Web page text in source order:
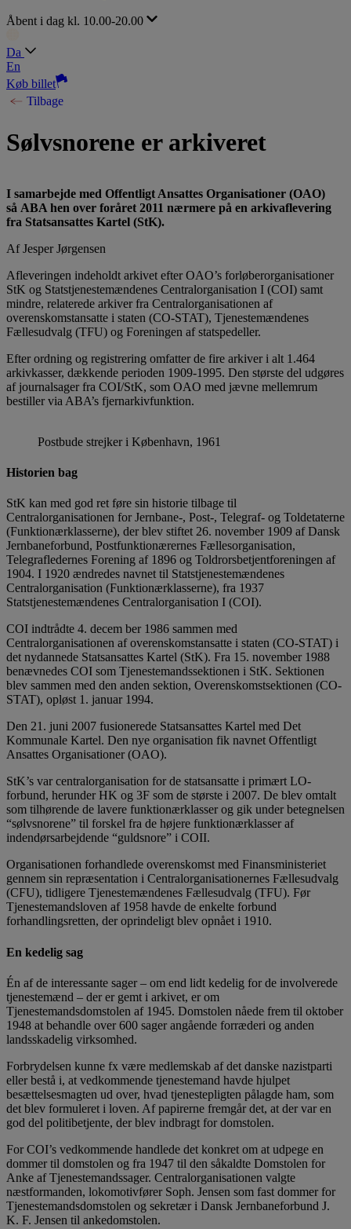
Åbent i dag kl. 10.00-20.00
Da
En
Køb billet
Tilbage
Sølvsnorene er arkiveret
I samarbejde med Offentligt Ansattes Organisationer (OAO)
så ABA hen over foråret 2011 nærmere på en arkivaflevering
fra Statsansattes Kartel (StK).
Af Jesper Jørgensen
Afleveringen indeholdt arkivet efter OAO’s forløberorganisationer
StK og Statstjenestemændenes Centralorganisation I (COI) samt
mindre, relaterede arkiver fra Centralorganisationen af
overenskomstansatte i staten (CO-STAT), Tjenestemændenes
Fællesudvalg (TFU) og Foreningen af statspedeller.
Efter ordning og registrering omfatter de fire arkiver i alt 1.464
arkivkasser, dækkende perioden 1909-1995. Den største del udgøres
af journalsager fra COI/StK, som OAO med jævne mellemrum
bestiller via ABA’s fjernarkivfunktion.
Postbude strejker i København, 1961
Historien bag
StK kan med god ret føre sin historie tilbage til
Centralorganisationen for Jernbane-, Post-, Telegraf- og Toldetaterne
(Funktionærklasserne), der blev stiftet 26. november 1909 af Dansk
Jernbaneforbund, Postfunktionærernes Fællesorganisation,
Telegrafledernes Forening af 1896 og Toldrorsbetjentforeningen af
1904. I 1920 ændredes navnet til Statstjenestemændenes
Centralorganisation (Funktionærklasserne), fra 1937
Statstjenestemændenes Centralorganisation I (COI).
COI indtrådte 4. decem ber 1986 sammen med
Centralorganisationen af overenskomstansatte i staten (CO-STAT) i
det nydannede Statsansattes Kartel (StK). Fra 15. november 1988
benævnedes COI som Tjenestemandssektionen i StK. Sektionen
blev sammen med den anden sektion, Overenskomstsektionen (CO-
STAT), opløst 1. januar 1994.
Den 21. juni 2007 fusionerede Statsansattes Kartel med Det
Kommunale Kartel. Den nye organisation fik navnet Offentligt
Ansattes Organisationer (OAO).
StK’s var centralorganisation for de statsansatte i primært LO-
forbund, herunder HK og 3F som de største i 2007. De blev omtalt
som tilhørende de lavere funktionærklasser og gik under betegnelsen
“sølvsnorene” til forskel fra de højere funktionærklasser af
indendørsarbejdende “guldsnore” i COII.
Organisationen forhandlede overenskomst med Finansministeriet
gennem sin repræsentation i Centralorganisationernes Fællesudvalg
(CFU), tidligere Tjenestemændenes Fællesudvalg (TFU). Før
Tjenestemandsloven af 1958 havde de enkelte forbund
forhandlingsretten, der oprindeligt blev opnået i 1910.
En kedelig sag
Én af de interessante sager – om end lidt kedelig for de involverede
tjenestemænd – der er gemt i arkivet, er om
Tjenestemandsdomstolen af 1945. Domstolen nåede frem til oktober
1948 at behandle over 600 sager angående forræderi og anden
landsskadelig virksomhed.
Forbrydelsen kunne fx være medlemskab af det danske nazistparti
eller bestå i, at vedkommende tjenestemand havde hjulpet
besættelsesmagten ud over, hvad tjenestepligten pålagde ham, som
det blev formuleret i loven. Af papirerne fremgår det, at der var en
god del politibetjente, der blev indbragt for domstolen.
For COI’s vedkommende handlede det konkret om at udpege en
dommer til domstolen og fra 1947 til den såkaldte Domstolen for
Anke af Tjenestemandssager. Centralorganisationen valgte
næstformanden, lokomotivfører Soph. Jensen som fast dommer for
Tjenestemandsdomstolen og sekretær i Dansk Jernbaneforbund J.
K. F. Jensen til ankedomstolen.